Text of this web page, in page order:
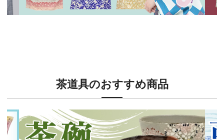
茶道具のおすすめ商品